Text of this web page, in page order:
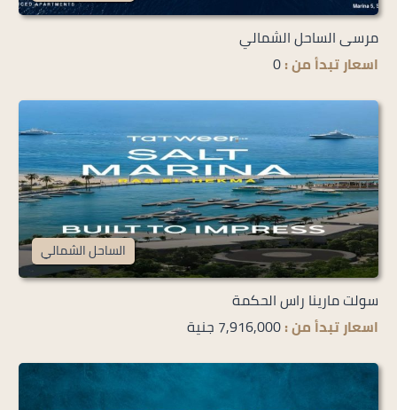
مرسى الساحل الشمالي
اسعار تبدأ من :0
الساحل الشمالي
سولت مارينا راس الحكمة
اسعار تبدأ من :7,916,000 جنية